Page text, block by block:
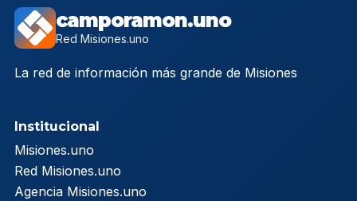
camporamon.uno
Red Misiones.uno
La red de información más grande de Misiones
Institucional
Misiones.uno
Red Misiones.uno
Agencia Misiones.uno